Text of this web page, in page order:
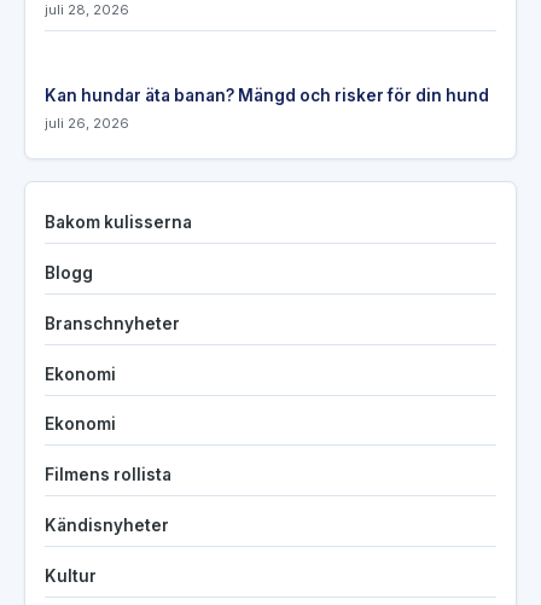
juli 28, 2026
Kan hundar äta banan? Mängd och risker för din hund
juli 26, 2026
Bakom kulisserna
Blogg
Branschnyheter
Ekonomi
Ekonomi
Filmens rollista
Kändisnyheter
Kultur